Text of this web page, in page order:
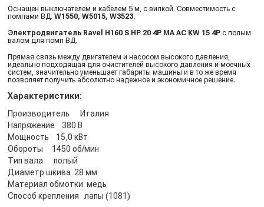
Оснащен выключателем и кабелем 5 м, с вилкой. Совместимость с
помпами ВД: W1550, W5015, W3523.
Электродвигатель Ravel H160 S HP 20 4P MA AC KW 15 4P с полым
валом для помп ВД.
Прямая связь между двигателем и насосом высокого давления,
идеально подходящая для очистителей высокого давления и моечных
систем, значительно уменьшает габариты машины и в то же время
позволяет получить абсолютно надежное и экономичное решение.
Характеристики:
Производитель Италия
Напряжение 380 В
Мощность 15,0 кВт
Обороты 1450 об/мин
Тип вала полый
Диаметр шкива 28 мм
Материал обмотки медь
Способ крепления лапы (1081)